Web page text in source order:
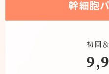
幹細胞
初回